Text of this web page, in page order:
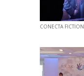
CONECTA FICTION